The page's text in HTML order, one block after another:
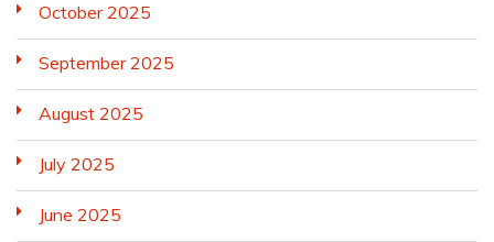
October 2025
September 2025
August 2025
July 2025
June 2025